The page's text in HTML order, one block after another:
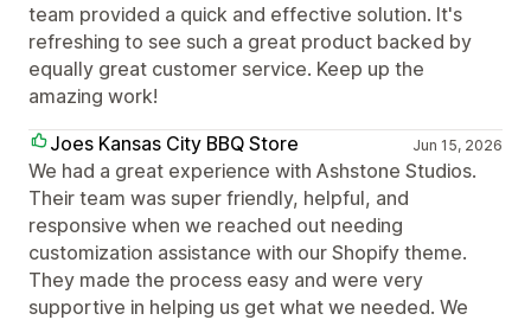
team provided a quick and effective solution. It's
refreshing to see such a great product backed by
equally great customer service. Keep up the
amazing work!
Joes Kansas City BBQ Store
Jun 15, 2026
We had a great experience with Ashstone Studios.
Their team was super friendly, helpful, and
responsive when we reached out needing
customization assistance with our Shopify theme.
They made the process easy and were very
supportive in helping us get what we needed. We